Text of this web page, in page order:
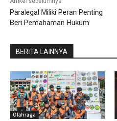
Paralegal Miliki Peran Penting
Beri Pemahaman Hukum
BERITA LAINNYA
Olahraga